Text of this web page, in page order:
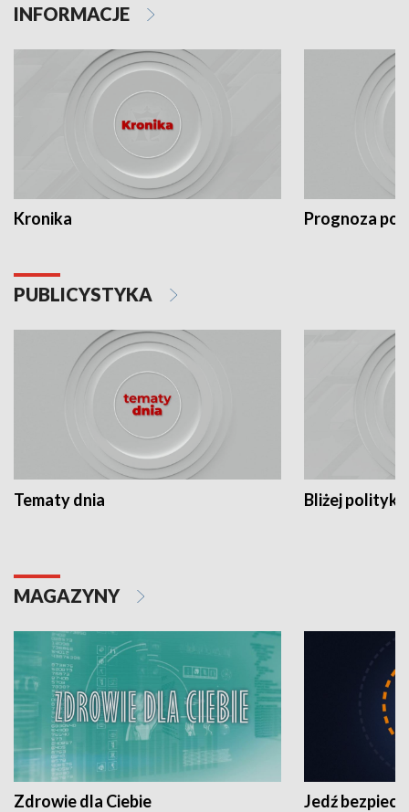
INFORMACJE
Kronika Prognoza
PUBLICYSTYKA
Tematy dnia Bliżej polityki
MAGAZYNY
Zdrowie dla Ciebie Jedź